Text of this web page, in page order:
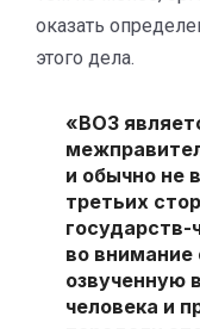
оказать
этого дела.
«ВОЗ
и обычно не
третьих
во внимание
озвученную
человека и